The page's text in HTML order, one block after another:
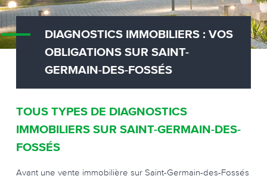
DIAGNOSTICS IMMOBILIERS : VOS
OBLIGATIONS SUR SAINT-
GERMAIN-DES-FOSSÉS
TOUS TYPES DE DIAGNOSTICS
IMMOBILIERS SUR SAINT-GERMAIN-DES-
FOSSÉS
Avant une vente immobilière sur Saint-Germain-des-Fossés